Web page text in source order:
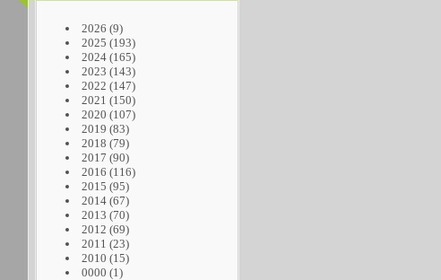
2026 (9)
2025 (193)
2024(165)
2023 (143)
2022 (147)
2021 (150)
2020 (107)
2019 (83)
2018 (79)
2017 (90)
2016 (116)
2015 (95)
2014(67)
2013 (70)
2012 (69)
2011 (23)
2010 (15)
0000 (1)